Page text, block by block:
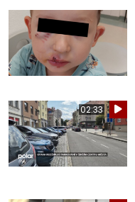
02:33